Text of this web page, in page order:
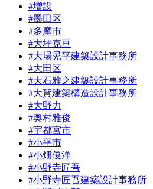
#増設
#墨田区
#多摩市
#大坪克亘
#大場晃平建築設計事務所
#大田区
#大石雅之建築設計事務所
#大賀建築構造設計事務所
#大野力
#奥村雅俊
#宇都宮市
#小平市
#小畑俊洋
#小野寺匠吾
#小野寺匠吾建築設計事務所